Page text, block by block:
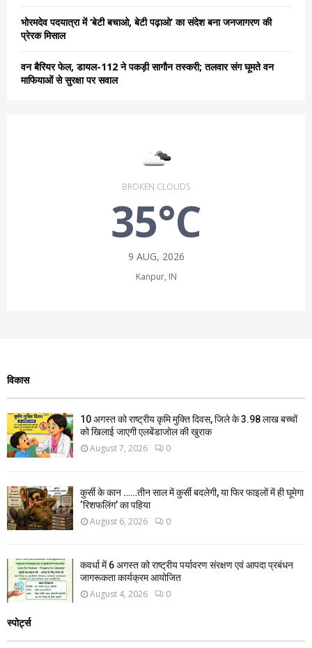
भोरमदेव पदयात्रा में ‘बेटी बचाओ, बेटी पढ़ाओ’ का संदेश बना जनजागरण की
प्रेरक मिसाल
वन बैरियर फेल, डायल-112 ने पकड़ी सागौन तस्करी; तलवार संग घूमते वन
माफियाओं से सुरक्षा पर सवाल
BROKEN CLOUDS
35°C
9 AUG, 2026
Kanpur, IN
विकास
10 अगस्त को राष्ट्रीय कृमि मुक्ति दिवस, जिले के 3.98 लाख बच्चों
को खिलाई जाएगी एलबेंडाजोल की खुराक
August 7, 2026 0
कुर्सी के कान ……तीन साल में कुर्सी बदलेगी, या फिर फाइलों में ही घूमेगा
‘रिशफलिंग’ का पहिया
August 6, 2026 0
कवर्धा में 6 अगस्त को राष्ट्रीय पर्यावरण संरक्षण एवं आपदा प्रबंधन
जागरूकता कार्यक्रम आयोजित
August 4, 2026 0
स्पोर्ट्स